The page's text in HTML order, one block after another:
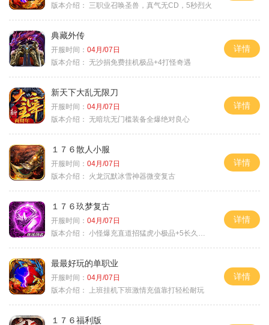
版本介绍：
三职业召唤圣兽，真气无CD，5秒烈火
典藏外传
开服时间： 04月/07日
版本介绍： 无沙捐免费挂机极品+4打怪奇遇
详情
新天下大乱无限刀
开服时间： 04月/07日
版本介绍： 无暗坑无门槛装备全爆绝对良心
详情
１７６散人小服
开服时间： 04月/07日
版本介绍：
火龙沉默冰雪神器微变复古
详情
１７６玖梦复古
开服时间： 04月/07日
版本介绍： 小怪爆充直道招猛虎小极品+5长久好玩
详情
最最好玩的单职业
开服时间： 04月/07日
版本介绍：
上班挂机下班激情充值靠打轻松耐玩
详情
１７６福利版